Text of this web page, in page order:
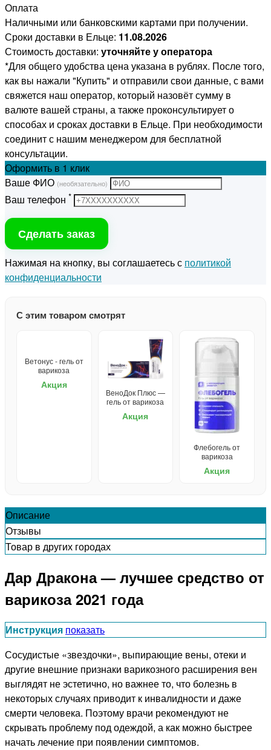
Оплата
Наличными или банковскими картами при получении.
Сроки доставки в Ельце: 11.08.2026
Стоимость доставки: уточняйте у оператора
*Для общего удобства цена указана в рублях. После того,
как вы нажали "Купить" и отправили свои данные, с вами
свяжется наш оператор, который назовёт сумму в
валюте вашей страны, а также проконсультирует о
способах и сроках доставки в Ельце. При необходимости
соединит с нашим менеджером для бесплатной
консультации.
Оформить в 1 клик
Ваше ФИО (необязательно)
Ваш телефон *
Сделать заказ
Нажимая на кнопку, вы соглашаетесь с политикой
конфиденциальности
С этим товаром смотрят
Ветонус - гель от
варикоза
Акция
ВеноДок Плюс —
гель от варикоза
Акция
Флебогель от
варикоза
Акция
Описание
Отзывы
Товар в других городах
Дар Дракона — лучшее средство от
варикоза 2021 года
Инструкция показать
Сосудистые «звездочки», выпирающие вены, отеки и
другие внешние признаки варикозного расширения вен
выглядят не эстетично, но важнее то, что болезнь в
некоторых случаях приводит к инвалидности и даже
смерти человека. Поэтому врачи рекомендуют не
скрывать проблему под одеждой, а как можно быстрее
начать лечение при появлении симптомов.